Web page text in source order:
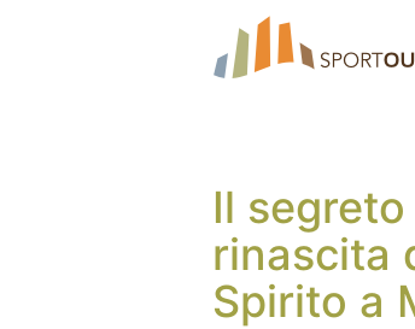
Il
rinascita
Spirito a